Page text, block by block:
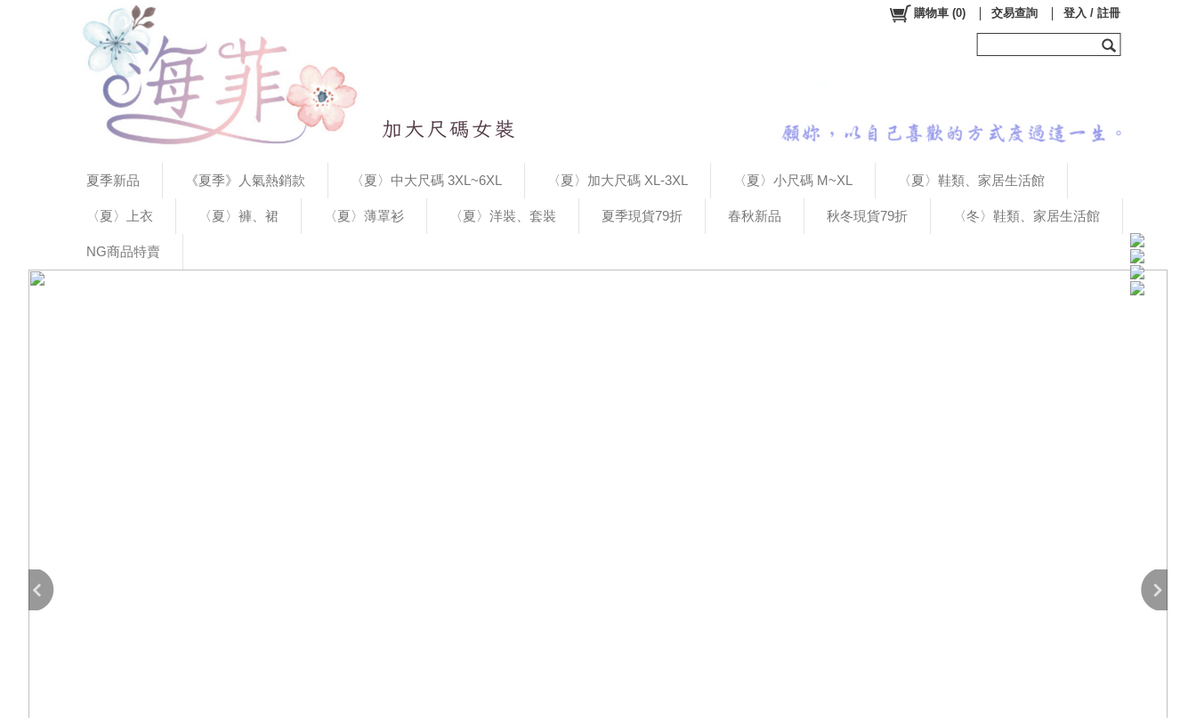
夏季新品 《夏季》人氣熱銷款 〈夏〉中大尺碼 3XL~6XL 〈夏〉加大尺碼 XL-3XL 〈夏〉小尺碼 M~XL 〈夏〉鞋類、家居生活館
〈夏〉上衣 〈夏〉褲、裙 〈夏〉薄罩衫 〈夏〉洋裝、套裝 夏季現貨79折 春秋新品 秋冬現貨79折 〈冬〉鞋類、家居生活館
NG商品特賣
購物車 (0) 交易查詢 登入 / 註冊